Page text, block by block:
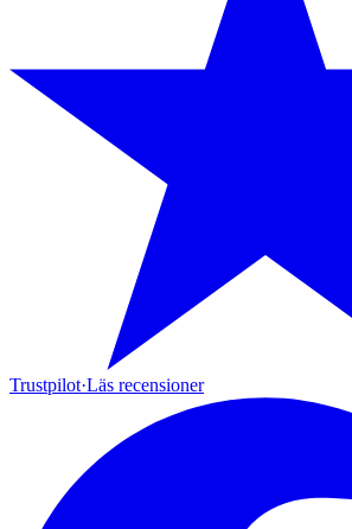
Trustpilot·Läs recensioner